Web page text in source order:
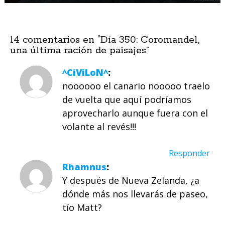
14 comentarios en “Día 350: Coromandel,
una última ración de paisajes”
^CiViLoN^
noooooo el canario nooooo traelo
de vuelta que aquí podríamos
aprovecharlo aunque fuera con el
volante al revés!!!
Responder
Rhamnus
Y después de Nueva Zelanda, ¿a
dónde más nos llevarás de paseo,
tío Matt?